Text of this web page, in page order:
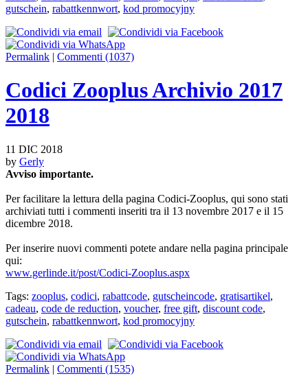
gutschein, rabattkennwort, kod promocyjny
Permalink | Commenti (1037)
Codici Zooplus Archivio 2017
2018
11 DIC 2018
by Gerly
Avviso importante.
Per facilitare la lettura della pagina Codici-Zooplus, qui sono stati
archiviati tutti i commenti inseriti tra il 13 novembre 2017 e il 15
dicembre 2018.
Per inserire nuovi commenti potete andare nella pagina principale
qui:
www.gerlinde.it/post/Codici-Zooplus.aspx
Tags: zooplus, codici, rabattcode, gutscheincode, gratisartikel,
cadeau, code de reduction, voucher, free gift, discount code,
gutschein, rabattkennwort, kod promocyjny
Permalink | Commenti (1535)